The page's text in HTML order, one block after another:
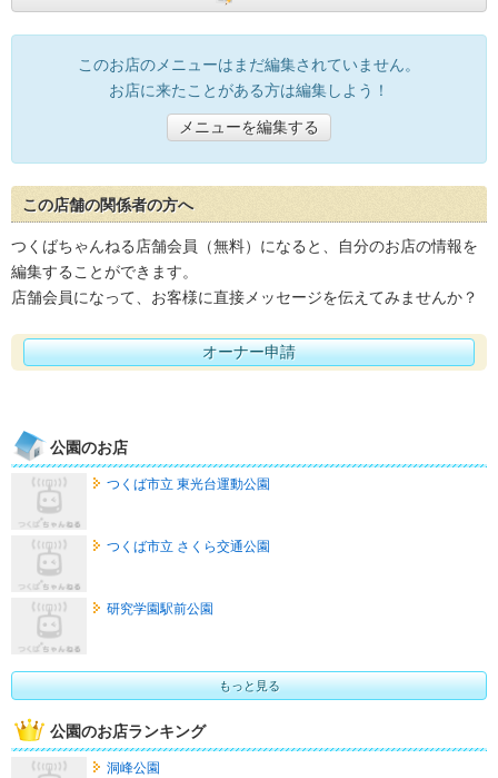
このお店のメニューはまだ編集されていません。
お店に来たことがある方は編集しよう！
メニューを編集する
この店舗の関係者の方へ
つくばちゃんねる店舗会員（無料）になると、自分のお店の情報を
編集することができます。
店舗会員になって、お客様に直接メッセージを伝えてみませんか？
オーナー申請
公園のお店
つくば市立 東光台運動公園
つくば市立 さくら交通公園
研究学園駅前公園
もっと見る
公園のお店ランキング
洞峰公園